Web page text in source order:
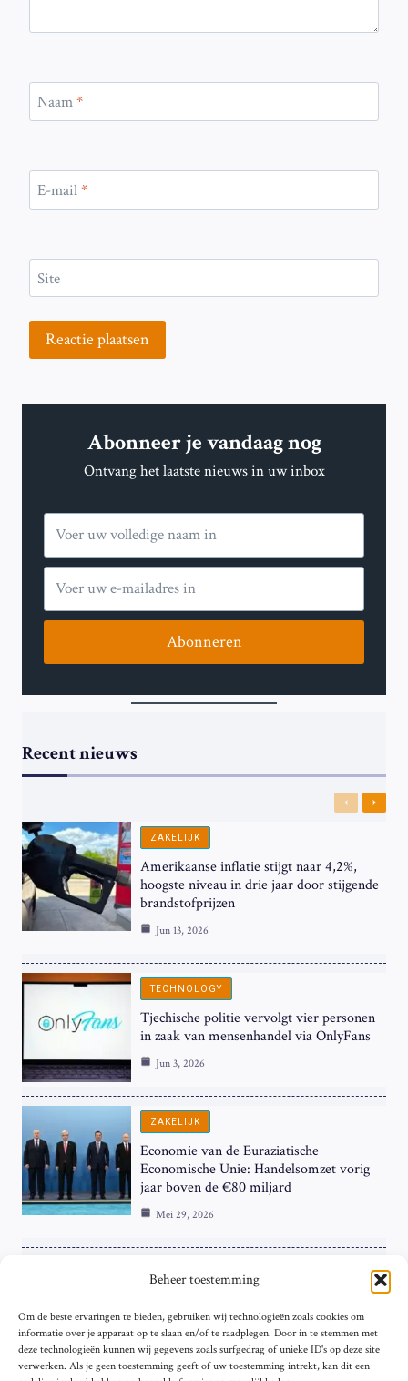
Beheer toestemming
Om de beste ervaringen te bieden, gebruiken wij technologieën zoals cookies om
informatie over je apparaat op te slaan en/of te raadplegen. Door in te stemmen met
deze technologieën kunnen wij gegevens zoals surfgedrag of unieke ID's op deze site
verwerken. Als je geen toestemming geeft of uw toestemming intrekt, kan dit een
Naam*
E-mail*
Site
Abonneer je vandaag nog
Ontvang het laatste nieuws in uw inbox
Abonneren
Recent nieuws
Previous
Next
ZAKELIJK
Amerikaanse inflatie stijgt naar 4,2%,
hoogste niveau in drie jaar door stijgende
brandstofprijzen
Jun 13, 2026
TECHNOLOGY
Tjechische politie vervolgt vier personen
in zaak van mensenhandel via OnlyFans
Jun 3, 2026
ZAKELIJK
Economie van de Euraziatische
Economische Unie: Handelsomzet vorig
jaar boven de €80 miljard
Mei 29, 2026
ZAKELIJK
Hardnekkige Inflatie bij de ‘Grote Vier’
van de Eurozone
Mei 29, 2026